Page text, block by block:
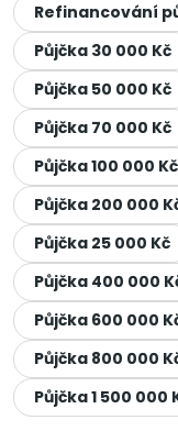
Refinancování
Půjčka 30 000 Kč
Půjčka 50 000 Kč
Půjčka 70 000 Kč
Půjčka 100 000 Kč
Půjčka 200 000
Půjčka 25 000 Kč
Půjčka 400 000
Půjčka 600 000
Půjčka 800 000
Půjčka 1 500 000